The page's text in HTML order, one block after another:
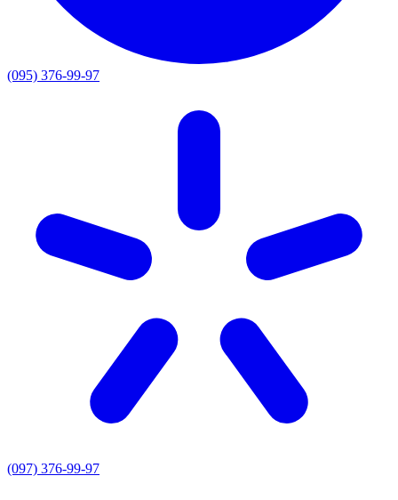
(095) 376-99-97
(097) 376-99-97